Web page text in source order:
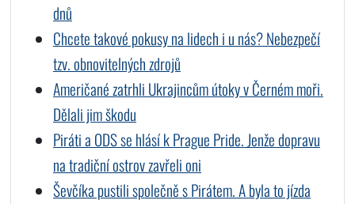
dnů
Chcete takové pokusy na lidech i u nás? Nebezpečí
tzv. obnovitelných zdrojů
Američané zatrhli Ukrajincům útoky v Černém moři.
Dělali jim škodu
Piráti a ODS se hlásí k Prague Pride. Jenže dopravu
na tradiční ostrov zavřeli oni
Ševčíka pustili společně s Pirátem. A byla to jízda